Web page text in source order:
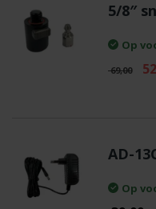
5/8″
Op
69,00
AD-
Op